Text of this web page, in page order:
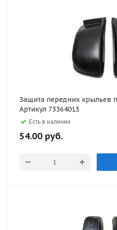
Защита передних крыльев
Артикул 73364013
Есть в наличии
54.00 руб.